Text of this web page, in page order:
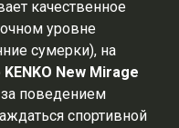
качественное
уровне
сумерки), на
KENKO New Mirage
поведением
спортивной